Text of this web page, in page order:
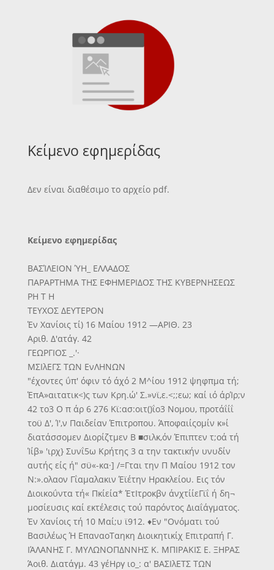
Κείμενο εφημερίδας
Δεν είναι διαθέσιμο το αρχείο pdf.
Κείμενο εφημερίδας
ΒΑΣΊΛΕΙΟΝ ΎΗ_ ΕΛΛΑΔΟΣ
ΠΑΡΑΡΤΗΜΑ ΤΗΣ ΕΦΗΜΕΡΙΔΟΣ ΤΗΣ ΚΥΒΕΡΝΗΣΕΩΣ
ΡΗ Τ Η
ΤΕΥΧΟΣ ΔΕΥΤΕΡΟΝ
Έν Χανίοις τί) 16 Μαίου 1912 —ΑΡΙΘ. 23
Αριθ. Δ'ατάγ. 42
ΓΕΩΡΓΙΟΣ _.'·
ΜΣΙλΕΓΣ ΤΩΝ ΕνΛΗΝΩΝ
"έχοντες ΰπ' όφιν τό άχό 2 Μ^ίου 1912 ψηφπμα τή;
ΈπΑ»αιτατικ<)ς των Κρη.ώ' Σ.»νϊ,ε.<;;εω; καί ιό άρΊρ;ν
42 το3 Ο π άρ 6 276 Κϊ:ασ:οιτ()ΐο3 Νομου, προτάΐίΐ
τοϋ Δ', Ί',ν Παιδείαν Έπιτροπου. Άποφαιίςομίν κ»ί
διατάσσομεν Διορίζτμεν Β ■σιλκ,όν Έπιπτεν τ;οά τή
Ίίβ» 'ιρχ} Συνΐ5ω Κρήτης 3 α την τακτικήν υνυδίν
αυτής είς ή" σϋ«-κα·] /=Γται την Π Μαίου 1912 τον
Ν:».ολαον Γΐαμαλακιν Έϊέτην Ηρακλείου. Εις τόν
Διοικοΰντα τή« Πκίεία* ΈτΙτροκβν άνχτίίεΓϊΐ ή δη¬
μοσίευσις καί εκτέλεσις τού παρόντος Διαΐάγματος.
Έν Χανίοις τή 10 Μαί;υ ϊ912. ♦Εν "Ονόματι τού
Βασιλέως Ή ΕπαναοΤαηκη Διοικητικίχ Επιτραπή Γ.
ΙΆΛΑΝΗΣ Γ. ΜΥΛΩΝΟΠΔΝΝΗΣ Κ. ΜΠΙΡΑΚΙΣ Ε. ΞΗΡΑΣ
Άοιθ. Διατάγμ. 43 γέΗργ ιο_: α' ΒΑΣΙλΕΤΣ ΤΩΝ